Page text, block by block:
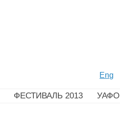
Eng
ФЕСТИВАЛЬ 2013 УАФО